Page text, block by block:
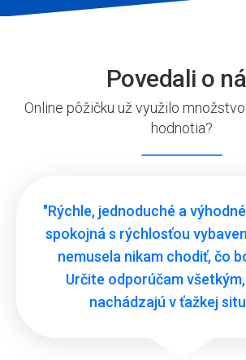
Povedali o
Online pôžičku už využilo
hodnotia?
"Rýchle, jednoduché a
spokojná s rýchlosťou
nemusela nikam chodiť, čo
Určite odporúčam
nachádzajú v ťažkej